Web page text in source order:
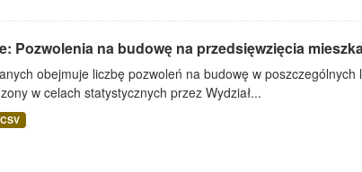
Pozwolenia na budowę na przedsięwzięcia
obejmuje liczbę pozwoleń na budowę w
w celach statystycznych przez Wydział...
CSV